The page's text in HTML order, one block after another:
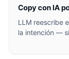
Copy con IA
LLM reescribe
la intención —